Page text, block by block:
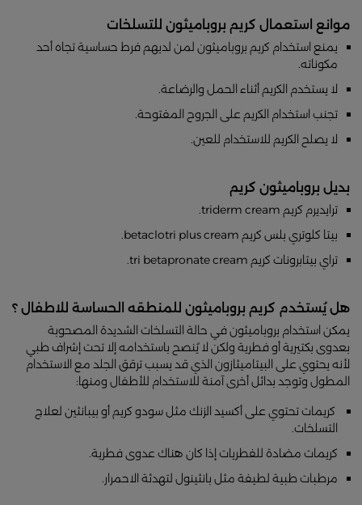
موانع استعمال كريم بروباميثون للتسلخات
يمنع استخدام كريم بروباميثون لمن لديهم فرط حساسية تجاه أحد
مكوناته.
لا يستخدم الكريم أثناء الحمل والرضاعة.
تجنب استخدام الكريم على الجروح المفتوحة.
لا يصلح الكريم للاستخدام للعين.
بديل بروباميثون كريم
ترايديرم كريم triderm cream.
بيتا كلوتري بلس كريم betaclotri plus cream.
تراي بيتابرونات كريم tri betapronate cream.
هل يُستخدم كريم بروباميثون للمنطقه الحساسة للاطفال ؟
يمكن استخدام بروباميثون في حالة التسلخات الشديدة المصحوبة
بعدوى بكتيرية أو فطرية ولكن لا يُنصح باستخدامه إلا تحت إشراف طبي
لأنه يحتوي على البيتاميثازون الذي قد يسبب ترقق الجلد مع الاستخدام
المطول وتوجد بدائل أخرى آمنة للاستخدام للأطفال ومنها:
كريمات تحتوي على أكسيد الزنك مثل سودو كريم أو بيبانثين لعلاج
التسلخات.
كريمات مضادة للفطريات إذا كان هناك عدوى فطرية.
مرطبات طبية لطيفة مثل بانثينول لتهدئة الاحمرار.